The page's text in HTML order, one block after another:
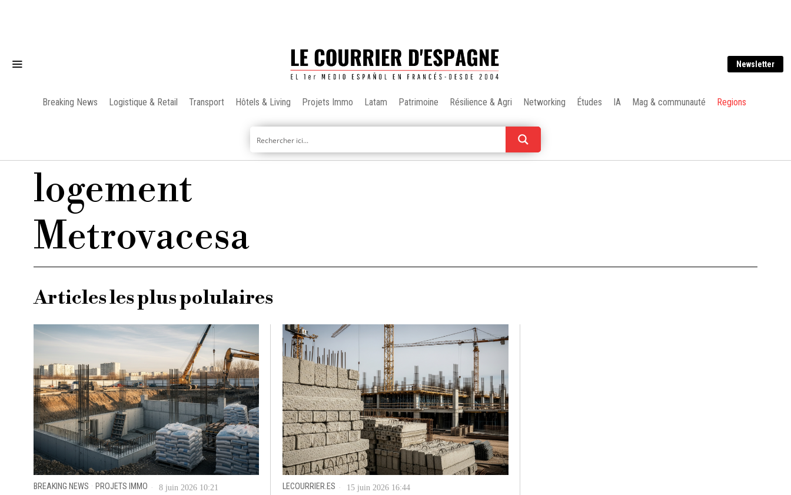
Newsletter
Breaking News Logistique & Retail Transport Hôtels & Living Projets Immo Latam Patrimoine Résilience & Agri Networking Études IA Mag & communauté Regions
logement
Metrovacesa
Articles les plus polulaires
BREAKING NEWS · PROJETS IMMO 8 juin 2026 10:21 LECOURRIER.ES 15 juin 2026 16:44